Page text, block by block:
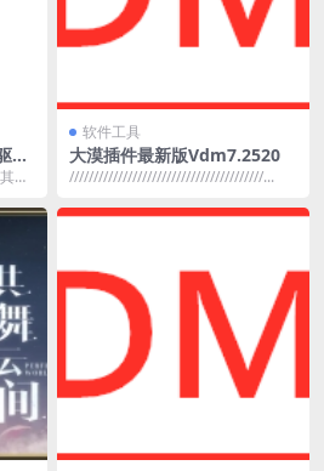
动
解
他
软件工具
大漠插件最新版Vdm7.2520
////////////////////////////////////////...